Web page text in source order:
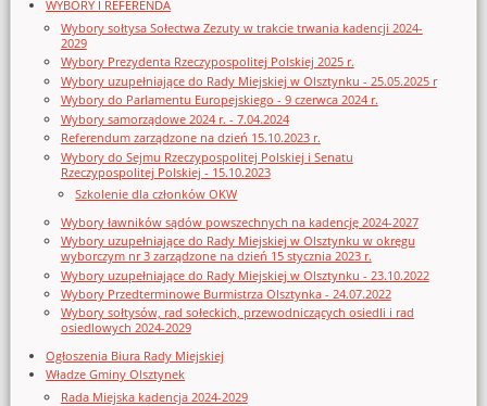
WYBORY I REFERENDA
Wybory sołtysa Sołectwa Zezuty w trakcie trwania kadencji 2024-
2029
Wybory Prezydenta Rzeczypospolitej Polskiej 2025 r.
Wybory uzupełniające do Rady Miejskiej w Olsztynku - 25.05.2025 r
Wybory do Parlamentu Europejskiego - 9 czerwca 2024 r.
Wybory samorządowe 2024 r. - 7.04.2024
Referendum zarządzone na dzień 15.10.2023 r.
Wybory do Sejmu Rzeczypospolitej Polskiej i Senatu
Rzeczypospolitej Polskiej - 15.10.2023
Szkolenie dla członków OKW
Wybory ławników sądów powszechnych na kadencję 2024-2027
Wybory uzupełniające do Rady Miejskiej w Olsztynku w okręgu
wyborczym nr 3 zarządzone na dzień 15 stycznia 2023 r.
Wybory uzupełniające do Rady Miejskiej w Olsztynku - 23.10.2022
Wybory Przedterminowe Burmistrza Olsztynka - 24.07.2022
Wybory sołtysów, rad sołeckich, przewodniczących osiedli i rad
osiedlowych 2024-2029
Ogłoszenia Biura Rady Miejskiej
Władze Gminy Olsztynek
Rada Miejska kadencja 2024-2029